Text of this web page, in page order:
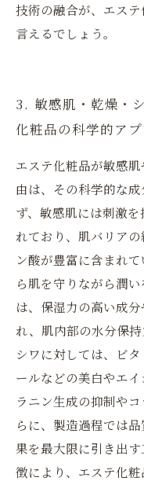
技術の融合が、エス
言えるでしょう。
3. 敏感肌・乾燥・
化粧品の科学的ア
エステ化粧品が敏感
由は、その科学的な
ず、敏感肌には刺激
れており、肌バリア
ン酸が豊富に含まれ
ら肌を守りながら潤
は、保湿力の高い成
れ、肌内部の水分保
シワに対しては、ビ
ールなどの美白やエ
ラニン生成の抑制や
らに、製造過程では
果を最大限に引き出
徴により、エステ化粧